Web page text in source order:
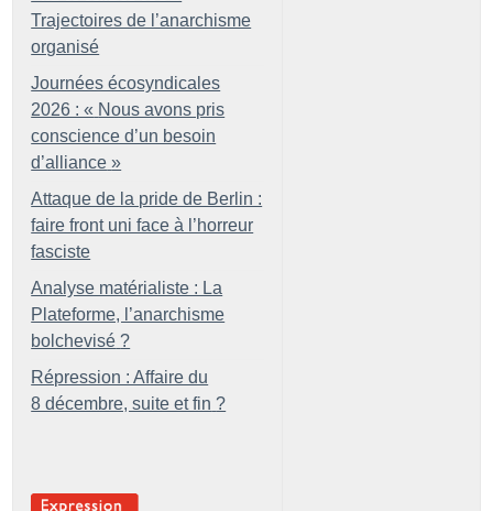
Trajectoires de l’anarchisme
organisé
Journées écosyndicales
2026 : « Nous avons pris
conscience d’un besoin
d’alliance »
Attaque de la pride de Berlin :
faire front uni face à l’horreur
fasciste
Analyse matérialiste : La
Plateforme, l’anarchisme
bolchevisé ?
Répression : Affaire du
8 décembre, suite et fin ?